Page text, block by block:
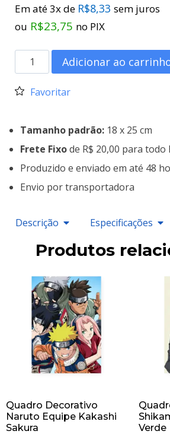
Em até 3x de R$8,33 sem juros
ou R$23,75 no PIX
Adicionar ao
Favoritar
Tamanho padrão: 18 x 25 cm
Frete Fixode R$ 20,00 para todo
Produzido e enviado em até 48
Envio por transportadora
Descrição Especificações
Produtos
Quadro Decorativo
Naruto Equipe Kakashi
Sakura
Verde